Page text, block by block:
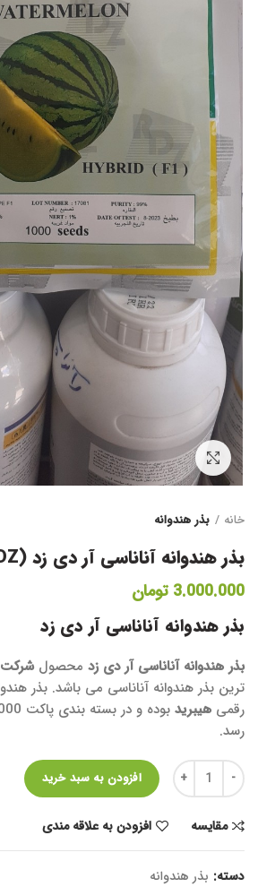
برای بزرگنمایی کلیک کنید
خانه بذر هندوانه
بذر هندوانه آناناسی آر دی زد (RDZ)
3.000.000 تومان
بذر هندوانه آناناسی آر دی زد
بذر هندوانه آناناسی آر دی زد محصول شرکت RDZ
رقمی هیبرید
رسد.
تعداد افزودن به سبد خرید
مقایسه افزودن به علاقه مندی
دسته: بذر هندوانه